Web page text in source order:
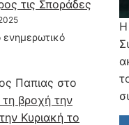
τις Σποράδες
Παπιας στο
τη βροχή την
Κυριακή το
Η